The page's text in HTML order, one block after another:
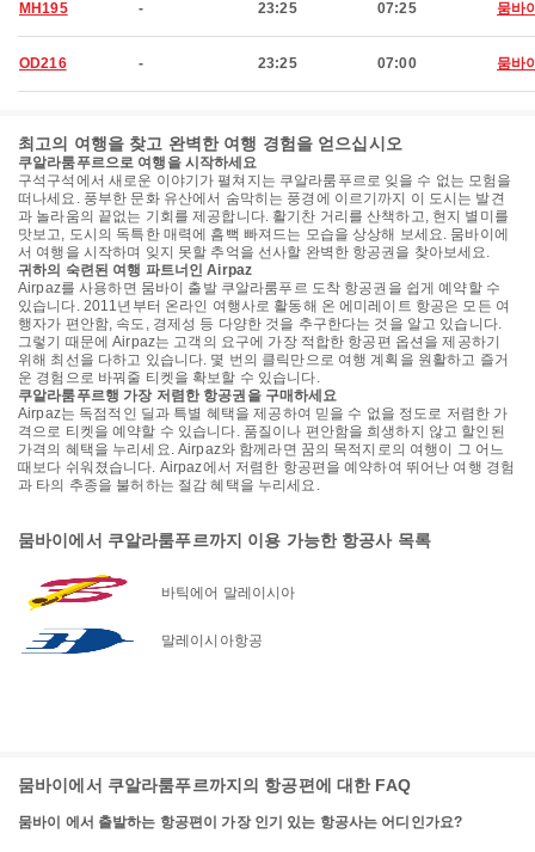
MH195 - 23:25 07:25 뭄바
OD216 - 23:25 07:00 뭄바
최고의 여행을 찾고 완벽한 여행 경험을 얻으십시오
쿠알라룸푸르으로 여행을 시작하세요
구석구석에서 새로운 이야기가 펼쳐지는 쿠알라룸푸르로 잊을 수 없는 모험을
떠나세요. 풍부한 문화 유산에서 숨막히는 풍경에 이르기까지 이 도시는 발견
과 놀라움의 끝없는 기회를 제공합니다. 활기찬 거리를 산책하고, 현지 별미를
맛보고, 도시의 독특한 매력에 흠뻑 빠져드는 모습을 상상해 보세요. 뭄바이에
서 여행을 시작하며 잊지 못할 추억을 선사할 완벽한 항공권을 찾아보세요.
귀하의 숙련된 여행 파트너인 Airpaz
Airpaz를 사용하면 뭄바이 출발 쿠알라룸푸르 도착 항공권을 쉽게 예약할 수
있습니다. 2011년부터 온라인 여행사로 활동해 온 에미레이트 항공은 모든 여
행자가 편안함, 속도, 경제성 등 다양한 것을 추구한다는 것을 알고 있습니다.
그렇기 때문에 Airpaz는 고객의 요구에 가장 적합한 항공편 옵션을 제공하기
위해 최선을 다하고 있습니다. 몇 번의 클릭만으로 여행 계획을 원활하고 즐거
운 경험으로 바꿔줄 티켓을 확보할 수 있습니다.
쿠알라룸푸르행 가장 저렴한 항공권을 구매하세요
Airpaz는 독점적인 딜과 특별 혜택을 제공하여 믿을 수 없을 정도로 저렴한 가
격으로 티켓을 예약할 수 있습니다. 품질이나 편안함을 희생하지 않고 할인된
가격의 혜택을 누리세요. Airpaz와 함께라면 꿈의 목적지로의 여행이 그 어느
때보다 쉬워졌습니다. Airpaz에서 저렴한 항공편을 예약하여 뛰어난 여행 경험
과 타의 추종을 불허하는 절감 혜택을 누리세요.
뭄바이에서 쿠알라룸푸르까지 이용 가능한 항공사 목록
바틱에어 말레이시아
말레이시아항공
뭄바이에서 쿠알라룸푸르까지의 항공편에 대한 FAQ
뭄바이 에서 출발하는 항공편이 가장 인기 있는 항공사는 어디인가요?